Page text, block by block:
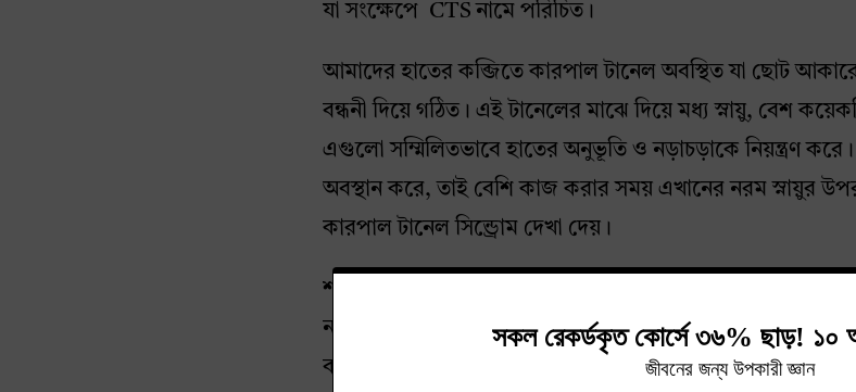
যা সংক্ষেপে CTS নামে পরিচিত।
আমাদের হাতের কব্জিতে কারপাল টানেল অবস্থিত যা ছোট
বন্ধনী দিয়ে গঠিত। এই টানেলের মাঝে দিয়ে মধ্য স্নায়ু, বেশ
এগুলো সম্মিলিতভাবে হাতের অনুভূতি ও নড়াচড়াকে নিয়ন্ত্রণ
অবস্থান করে, তাই বেশি কাজ করার সময় এখানের নরম স্নায়ুর
কারপাল টানেল সিন্ড্রোম দেখা দেয়।
শরীরের মেডিয়েন নার্ভ (median nerve) বাহু, কব্জি ও হাতে
নার্ভ হাতের তালু থেকে মস্তিষ্কে বিভিন্ন রকমের অনুভূতির তথ্য
ব্যথা ইত্যাদি।